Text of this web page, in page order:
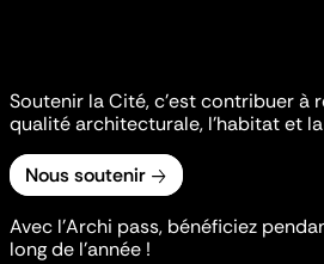
Soutenir la Cité, c'est contribuer à
qualité architecturale, l'habitat et
Nous soutenir
Avec l’Archi pass, bénéficiez
long de l’année !